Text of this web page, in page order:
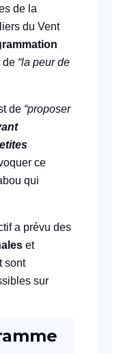
de la
du Vent
de “la peur de
de “proposer
ce
qui
a prévu des
et
sont
sur